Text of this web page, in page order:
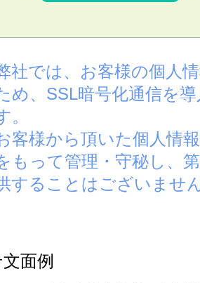
社では、お客様の個人
め、SSL暗号化通信を
。
客様から頂いた個人情
もって管理・守秘し、
することはございませ
面例